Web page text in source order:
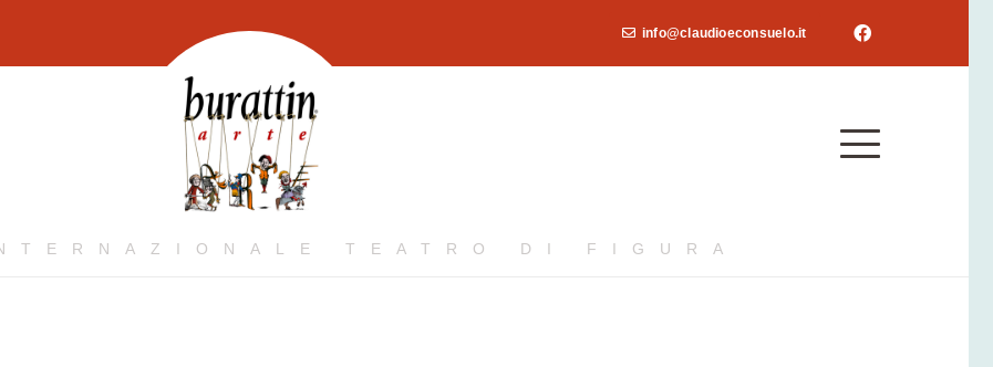
info@claudioeconsuelo.it
TEATRO DI FIGURA